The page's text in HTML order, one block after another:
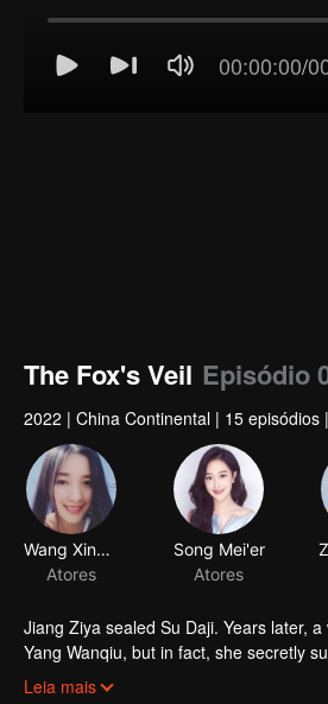
00:00:00/
The Fox's Veil Episódio
2022 | China Continental | 15 episódios |
Wang Xinyan
Atores
Song Mei'er
Atores
Jiang Ziya sealed Su Daji. Years later,
Yang Wanqiu, but in fact, she secretly
was injured by Su Daji. At the critical
Leia mais